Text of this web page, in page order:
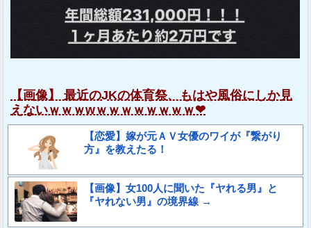
【画像】 最近のJKの体育祭、もはや風俗にしか見
えないｗｗｗwｗｗｗｗｗｗｗｗ❤
【恋愛】嫁が元ＡＶ女優のワイが『繋がり
方』を教えたる！
【画像】女100人に聞いた『ヤれる男』と
『ヤれない男』の境界線 →